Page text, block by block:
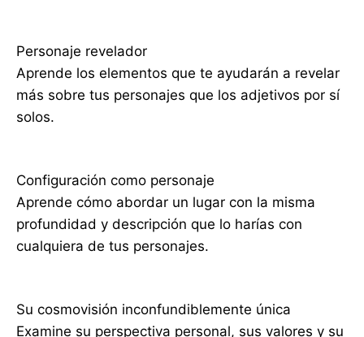
Personaje revelador
Aprende los elementos que te ayudarán a revelar
más sobre tus personajes que los adjetivos por sí
solos.
Configuración como personaje
Aprende cómo abordar un lugar con la misma
profundidad y descripción que lo harías con
cualquiera de tus personajes.
Su cosmovisión inconfundiblemente única
Examine su perspectiva personal, sus valores y su